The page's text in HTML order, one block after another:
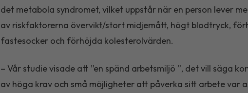
det metabola syndromet, vilket uppstår när en person lever
av riskfaktorerna övervikt/stort midjemått, högt blodtryck,
fastesocker och förhöjda kolesterolvärden.
– Vår studie visade att ”en spänd arbetsmiljö ”, det vill säga
av höga krav och små möjligheter att påverka sitt arbete var